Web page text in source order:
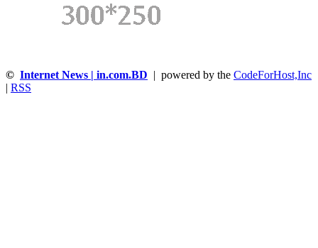
© Internet News | in.com.BD | powered by the CodeForHost,Inc
RSS